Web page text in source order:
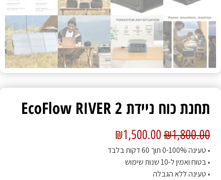
תחנת כוח ניידת EcoFlow RIVER 2
₪1,800.00
₪1,500.00
• טעינה 0-100% תוך 60 דקות בלבד
• בטוח ואמין ל-10 שנות שימוש
• טעינה ללא הגבלה